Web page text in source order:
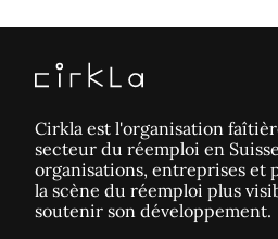
Cirkla est l'organisation
secteur du réemploi en
organisations, entreprises et
la scène du réemploi plus
soutenir son développement.